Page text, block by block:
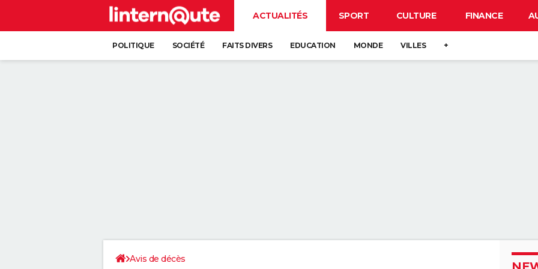
ACTUALITÉS SPORT CULTURE FINANCE
POLITIQUE SOCIÉTÉ FAITS DIVERS EDUCATION MONDE VILLES +
Avis de décès